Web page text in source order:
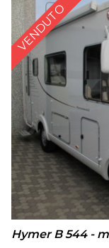
VENDUTO
Hymer B 544 -